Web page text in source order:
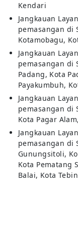
Kendari
Jangkauan
pemasangan di
Kotamobagu,
Jangkauan
pemasangan di
Padang, Kota
Payakumbuh,
Jangkauan
pemasangan di
Kota Pagar
Jangkauan
pemasangan di
Gunungsitoli,
Kota Pematang
Balai, Kota